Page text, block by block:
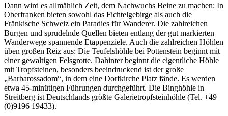
Dann wird es allmählich Zeit, dem Nachwuchs Beine zu machen: In
Oberfranken bieten sowohl das Fichtelgebirge als auch die
Fränkische Schweiz ein Paradies für Wanderer. Die zahlreichen
Burgen und sprudelnde Quellen bieten entlang der gut markierten
Wanderwege spannende Etappenziele. Auch die zahlreichen Höhlen
üben großen Reiz aus: Die Teufelshöhle bei Pottenstein beginnt mit
einer gewaltigen Felsgrotte. Dahinter beginnt die eigentliche Höhle
mit Tropfsteinen, besonders beeindruckend ist der große
„Barbarossadom“, in dem eine Dorfkirche Platz fände. Es werden
etwa 45-minütigen Führungen durchgeführt. Die Binghöhle in
Streitberg ist Deutschlands größte Galerietropfsteinhöhle (Tel. +49
(0)9196 19433).